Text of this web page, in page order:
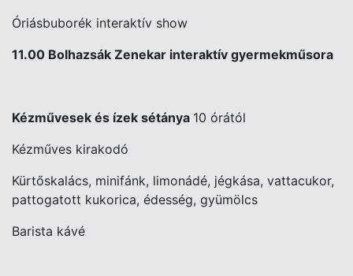
Óriásbuborék interaktív show
11.00 Bolhazsák Zenekar interaktív gyermekműsora
Kézművesek és ízek sétánya 10 órától
Kézműves kirakodó
Kürtőskalács, minifánk, limonádé, jégkása, vattacukor,
pattogatott kukorica, édesség, gyümölcs
Barista kávé